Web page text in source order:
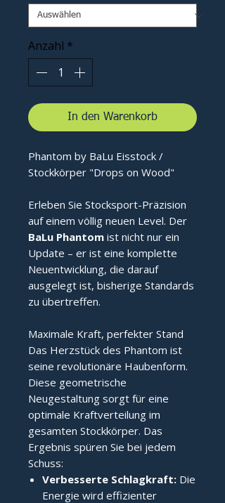
Anzahl *
In den Warenkorb
Phantom by BaLu Eisstock /
Stockkörper "Drops on Wood"
Erleben Sie Stocksport-Präzision
auf einem völlig neuen Level. Der
BaLu Phantom ist nicht nur ein
Update – er ist eine komplette
Neuentwicklung, die darauf
ausgelegt ist, bisherige Standards
zu übertreffen.
Maximale Kraft, perfekter Stand
Das Herzstück des Phantom ist
seine revolutionäre Haubenform.
Diese geometrische
Neugestaltung sorgt für eine
optimale Kraftverteilung im
gesamten Stockkörper. Das
Ergebnis spüren Sie bei jedem
Schuss:
Verbesserte Schlagkraft: Die
Energie wird effizienter